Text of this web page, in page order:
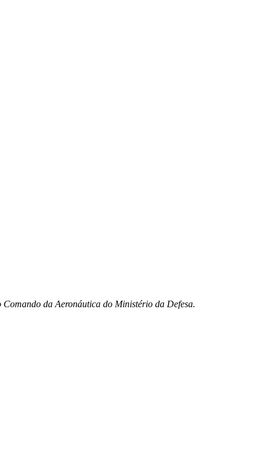
da Aeronáutica do Ministério da Defesa.